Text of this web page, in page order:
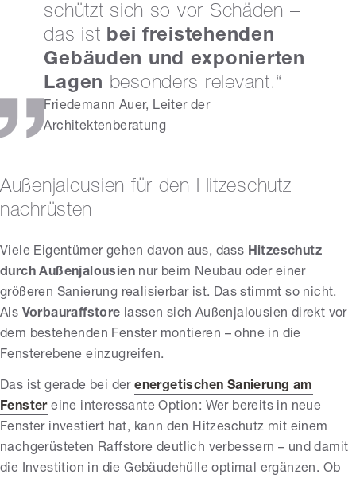
schützt sich so vor Schäden –
das ist bei freistehenden
Gebäuden und exponierten
Lagen besonders relevant.“
Friedemann Auer, Leiter der
Architektenberatung
Außenjalousien für den Hitzeschutz
nachrüsten
Viele Eigentümer gehen davon aus, dass Hitzeschutz
durch Außenjalousien nur beim Neubau oder einer
größeren Sanierung realisierbar ist. Das stimmt so nicht.
Als Vorbauraffstore lassen sich Außenjalousien direkt vor
dem bestehenden Fenster montieren – ohne in die
Fensterebene einzugreifen.
Das ist gerade bei derenergetischen Sanierung am
Fenstereine interessante Option: Wer bereits in neue
Fenster investiert hat, kann den Hitzeschutz mit einem
nachgerüsteten Raffstore deutlich verbessern – und damit
die Investition in die Gebäudehülle optimal ergänzen. Ob